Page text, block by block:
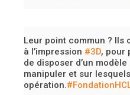
Leur point commun ? Ils
à l’impression #3D, pour
de disposer d’un
manipuler et sur
opération.